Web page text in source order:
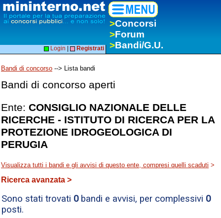
>Concorsi
>Forum
>Bandi/G.U.
Login Registrati
Bandi di concorso --> Lista bandi
Bandi di concorso aperti
Ente: CONSIGLIO NAZIONALE DELLE
RICERCHE - ISTITUTO DI RICERCA PER LA
PROTEZIONE IDROGEOLOGICA DI
PERUGIA
Visualizza tutti i bandi e gli avvisi di questo ente, compresi quelli scaduti >
Ricerca avanzata >
Sono stati trovati 0bandi e avvisi, per complessivi 0
posti.